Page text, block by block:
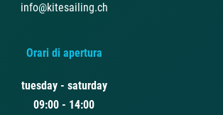
info@kitesailing.ch
Orari di apertura
tuesday - saturday
09:00 - 14:00